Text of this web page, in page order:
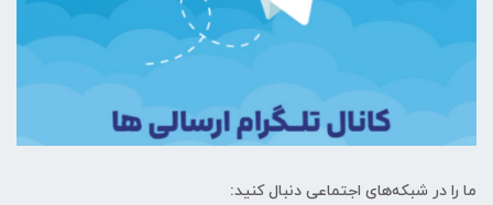
ما را در شبکه‌های اجتماعی دنبال کنید: